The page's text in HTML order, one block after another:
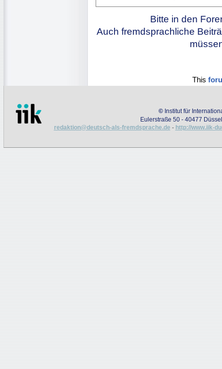
Bitte in den
Auch fremdsprachliche
This
© Institut für
Eulerstraße 50 - 40477
redaktion@deutsch-als-fremdsprache.de - http://www.iik-